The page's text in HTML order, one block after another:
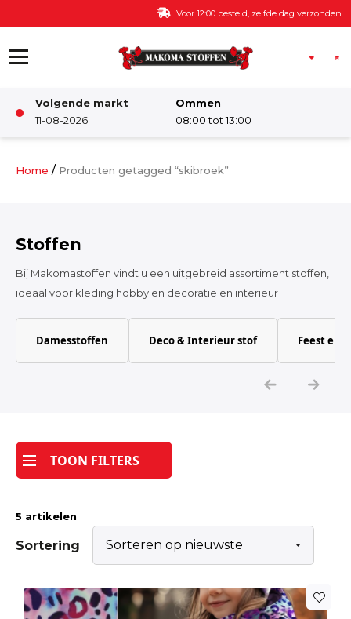
Voor 12:00 besteld, zelfde dag verzonden
Volgende markt
11-08-2026
Ommen
08:00 tot 13:00
Damesstoffen
Katoen
Tijdpakker stof
Home / Producten getagged “skibroek”
Stoffen
Bij Makomastoffen vindt u een uitgebreid assortiment stoffen,
ideaal voor kleding hobby en decoratie en interieur
Damesstoffen Deco & Interieur stof Feest en
TOON FILTERS
5 artikelen
Sortering